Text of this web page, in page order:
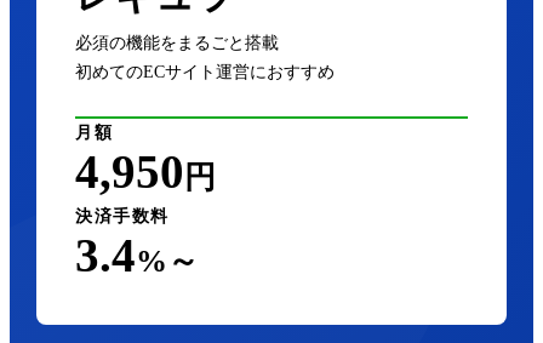
必須の機能をまるごと搭載
初めてのECサイト運営におすすめ
月額
4,950 円
決済手数料
3.4%～